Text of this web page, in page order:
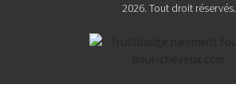
2026. Tout droit réservés.